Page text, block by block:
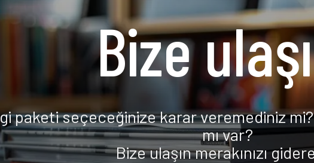
Bize
paketi seçeceğinize karar veremediniz
mı var?
Bize ulaşın merakınızı